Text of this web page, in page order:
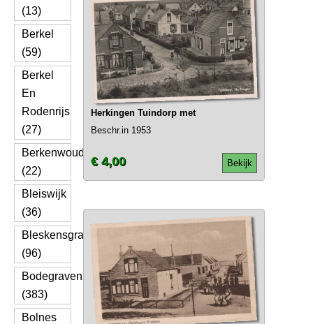
(13)
Berkel
(59)
Berkel
En
Rodenrijs
(27)
Berkenwoude
(22)
Bleiswijk
(36)
Bleskensgraaf
(96)
Bodegraven
(383)
Bolnes
Herkingen Tuindorp met
Beschr.in 1953
Bekijk
€ 4,00